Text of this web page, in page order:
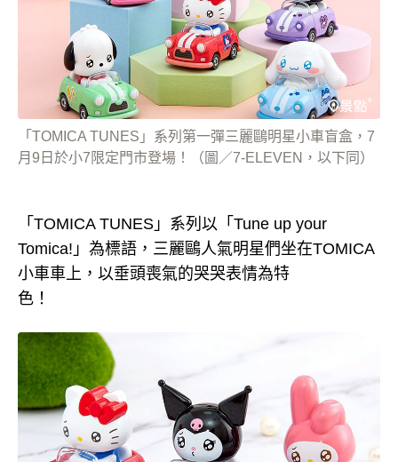
「TOMICA TUNES」系列第一彈三麗鷗明星小車盲盒，7
月9日於小7限定門市登場！（圖／7-ELEVEN，以下同）
「TOMICA TUNES」系列以「Tune up your
Tomica!」為標語，三麗鷗人氣明星們坐在TOMICA
小車車上，以垂頭喪氣的哭哭表情為特
色！